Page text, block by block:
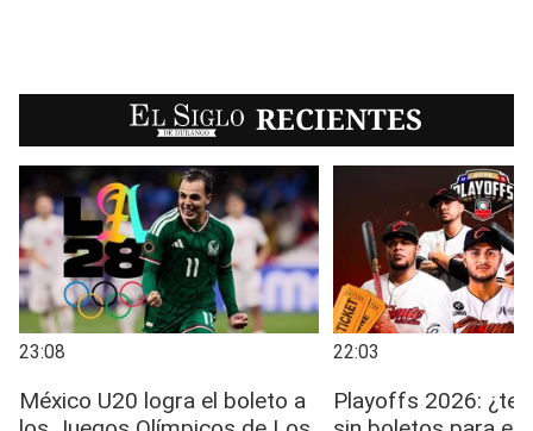
EL SIGLO RECIENTES